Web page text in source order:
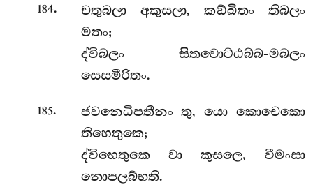
184.
චතුබලා අකුසලා, කඞ්ඛිතං තිබලං
මතං;
ද්විබලං සිතවොට්ඨබ්බ-මබලං
සෙසමීරිතං.
185. ජවනෙධිපතීනංතු, යො කොචෙකො
තිහෙතුකෙ;
ද්විහෙතුකෙ වා කුසලෙ, වීමංසා
නොපලබ්භති.